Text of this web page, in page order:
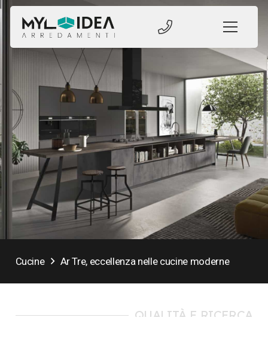
Cucine Ar Tre, eccellenza nelle cucine moderne
QUALITÀ E RICERCA